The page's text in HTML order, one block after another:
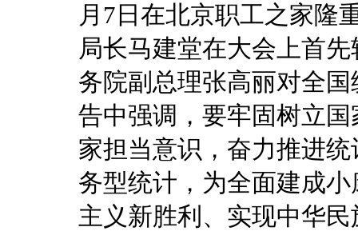
月7日在北京职工之家隆
局长马建堂在大会上首
务院副总理张高丽对全
告中强调，要牢固树立
家担当意识，奋力推进
务型统计，为全面建成
主义新胜利、实现中华